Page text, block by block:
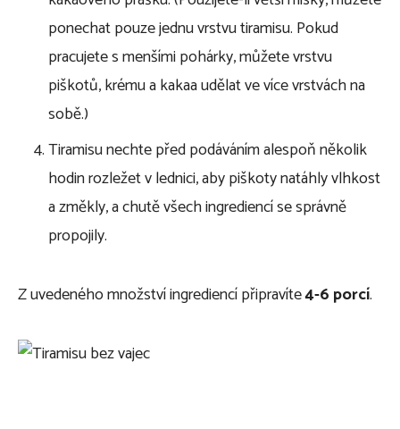
ponechat pouze jednu vrstvu tiramisu. Pokud
pracujete s menšími pohárky, můžete vrstvu
piškotů, krému a kakaa udělat ve více vrstvách na
sobě.)
Tiramisu nechte před podáváním alespoň několik
hodin rozležet v lednici, aby piškoty natáhly vlhkost
a změkly, a chutě všech ingrediencí se správně
propojily.
Z uvedeného množství ingrediencí připravíte4-6 porcí.